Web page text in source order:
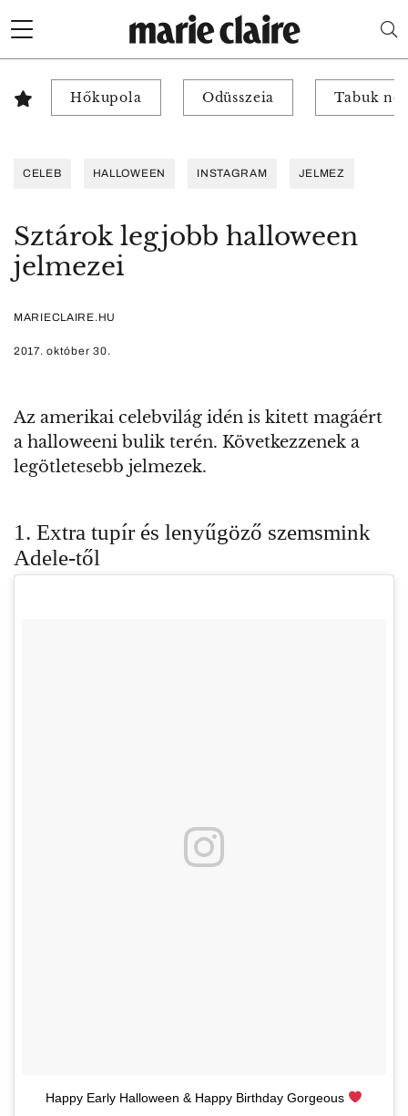
Hőkupola Odüsszeia Tabuk
CELEB HALLOWEEN INSTAGRAM JELMEZ
Sztárok legjobb halloween
jelmezei
MARIECLAIRE.HU
2017. október 30.
Az amerikai celebvilág idén is kitett magáért
a halloweeni bulik terén. Következzenek a
legötletesebb jelmezek.
1. Extra tupír és lenyűgöző szemsmink
Adele-től
Happy Early Halloween & Happy Birthday Gorgeous